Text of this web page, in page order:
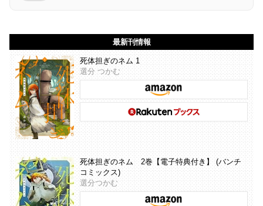
最新刊情報
死体担ぎのネム 1
選分 つかむ
死体担ぎのネム 2巻【電子特典付き】 (バンチ
コミックス)
選分つかむ